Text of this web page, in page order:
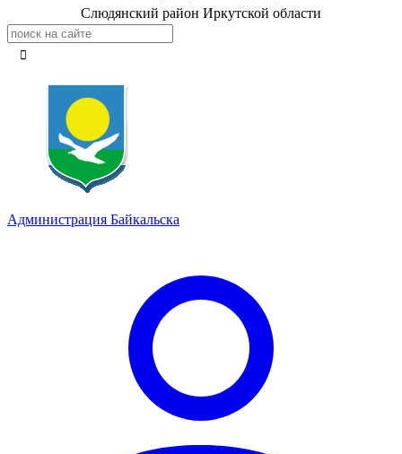
Слюдянский район Иркутской области
Администрация Байкальска